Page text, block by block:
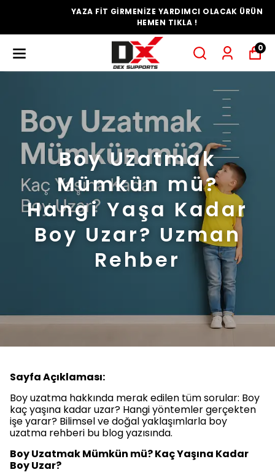
YAZA FİT GİRMENİZE YARDIMCI OLACAK ÜRÜN
HEMEN TIKLA !
0
Boy Uzatmak
Mümkün mü?
Hangi Yaşa Kadar
Boy Uzar? Uzman
Rehber
Sayfa Açıklaması:
Boy uzatma hakkında merak edilen tüm sorular: Boy
kaç yaşına kadar uzar? Hangi yöntemler gerçekten
işe yarar? Bilimsel ve doğal yaklaşımlarla boy
uzatma rehberi bu blog yazısında.
Boy Uzatmak Mümkün mü? Kaç Yaşına Kadar
Boy Uzar?